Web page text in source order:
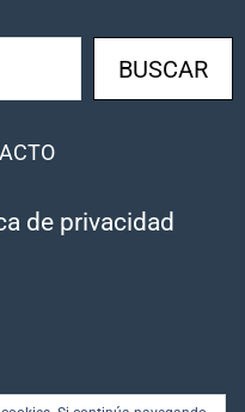
BUSCAR
de privacidad